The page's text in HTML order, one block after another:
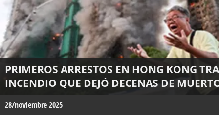
PRIMEROS ARRESTOS EN HONG KONG
INCENDIO QUE DEJÓ DECENAS DE
28/noviembre 2025